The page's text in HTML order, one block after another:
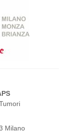
Milano